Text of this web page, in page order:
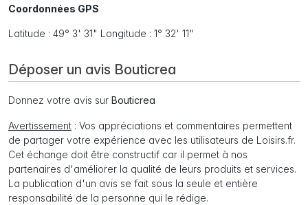
Coordonnées GPS
Latitude : 49° 3' 31" Longitude : 1° 32' 11"
Déposer un avis Bouticrea
Donnez votre avis sur Bouticrea
Avertissement : Vos appréciations et commentaires permettent
de partager votre expérience avec les utilisateurs de Loisirs.fr.
Cet échange doit être constructif car il permet à nos
partenaires d'améliorer la qualité de leurs produits et services.
La publication d'un avis se fait sous la seule et entière
responsabilité de la personne qui le rédige.